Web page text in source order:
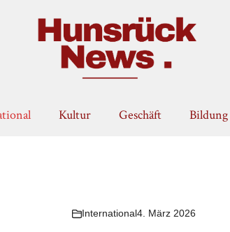
Kultur Geschäft Bildung
International4. März 2026